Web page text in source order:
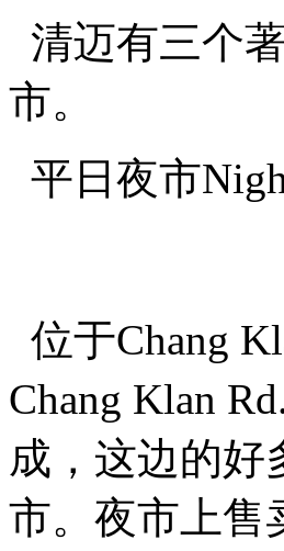
清迈有三个
市。
平日夜市
位于Chang
Chang Klan
成，这边的好
市。夜市上售